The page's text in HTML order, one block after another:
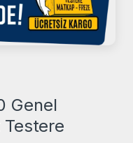
Genel
Testere